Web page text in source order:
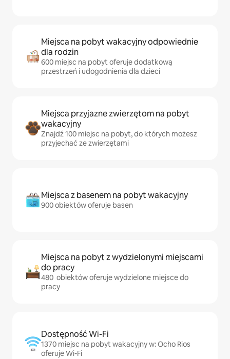
Miejsca na pobyt wakacyjny odpowiednie
dla rodzin
600 miejsc na pobyt oferuje dodatkową
przestrzeń i udogodnienia dla dzieci
Miejsca przyjazne zwierzętom na pobyt
wakacyjny
Znajdź 100 miejsc na pobyt, do których możesz
przyjechać ze zwierzętami
Miejsca z basenem na pobyt wakacyjny
900 obiektów oferuje basen
Miejsca na pobyt z wydzielonymi miejscami
do pracy
480 obiektów oferuje wydzielone miejsce do
pracy
Dostępność Wi-Fi
1370 miejsc na pobyt wakacyjny w: Ocho Rios
oferuje Wi-Fi